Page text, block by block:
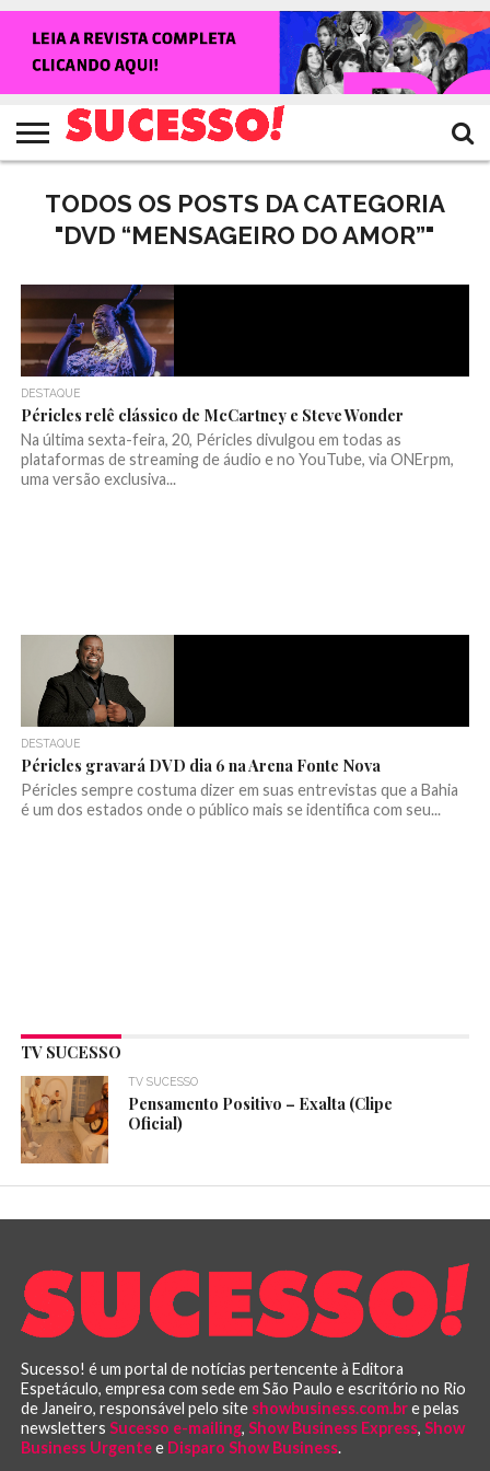
NOTÍCIAS
SHOWS
ENTREVISTAS
CLIQUES
RANKING
CROWLEY
TV
SUCESSO!
REVISTA
SUCESSO!
TODOS OS POSTS DA CATEGORIA
"DVD “MENSAGEIRO DO AMOR”"
DESTAQUE
Péricles relê clássico de McCartney e Steve Wonder
Na última sexta-feira, 20, Péricles divulgou em todas as
plataformas de streaming de áudio e no YouTube, via ONErpm,
uma versão exclusiva...
DESTAQUE
Péricles gravará DVD dia 6 na Arena Fonte Nova
Péricles sempre costuma dizer em suas entrevistas que a Bahia
é um dos estados onde o público mais se identifica com seu...
TV SUCESSO
TV SUCESSO
Pensamento Positivo – Exalta (Clipe
Oficial)
Sucesso! é um portal de notícias pertencente à Editora
Espetáculo, empresa com sede em São Paulo e escritório no Rio
de Janeiro, responsável pelo site showbusiness.com.bre pelas
newsletters Sucesso e-mailing, Show Business Express, Show
Business Urgentee Disparo Show Business.